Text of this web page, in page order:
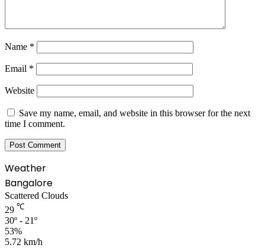
Name *
Email *
Website
Save my name, email, and website in this browser for the next
time I comment.
Weather
Bangalore
Scattered Clouds
29 ℃
30º - 21º
53%
5.72 km/h